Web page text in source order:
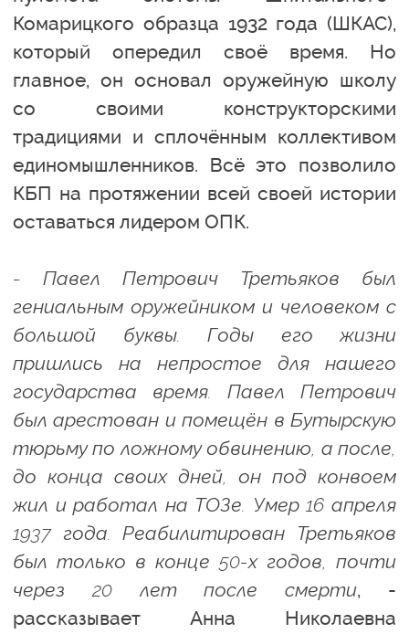
Комарицкого образца 1932 года (ШКАС),
который опередил своё время. Но
главное, он основал оружейную школу
со своими конструкторскими
традициями и сплочённым коллективом
единомышленников. Всё это позволило
КБП на протяжении всей своей истории
оставаться лидером ОПК.
- Павел Петрович Третьяков был
гениальным оружейником и человеком с
большой буквы. Годы его жизни
пришлись на непростое для нашего
государства время. Павел Петрович
был арестован и помещён в Бутырскую
тюрьму по ложному обвинению, а после,
до конца своих дней, он под конвоем
жил и работал на ТОЗе. Умер 16 апреля
1937 года. Реабилитирован Третьяков
был только в конце 50-х годов, почти
через 20 лет после смерти, -
рассказывает Анна Николаевна